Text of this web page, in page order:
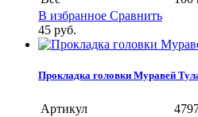
В избранное Сравнить
45 руб.
Прокладка головки Муравей
Артикул